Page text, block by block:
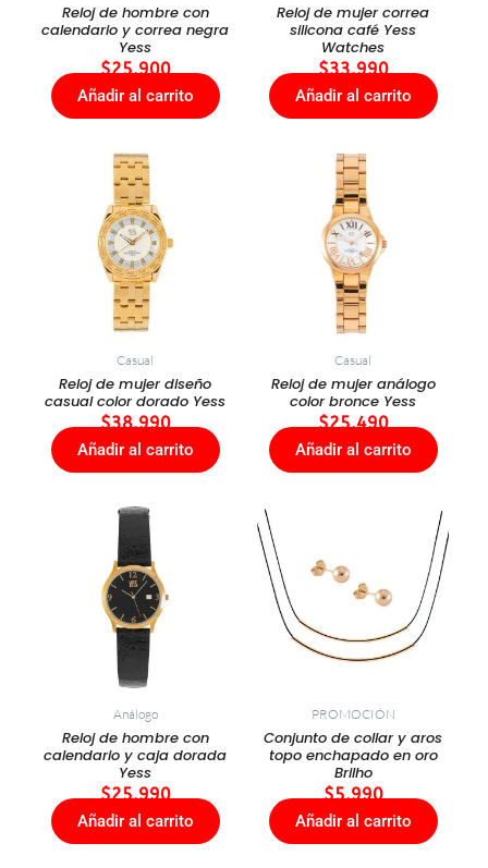
Reloj de hombre con
calendario y correa negra
Yess
$25.900
Añadir al carrito
Reloj de mujer correa
silicona café Yess
Watches
$33.990
Añadir al carrito
Casual
Reloj de mujer diseño
casual color dorado Yess
$38.990
Añadir al carrito
Casual
Reloj de mujer análogo
color bronce Yess
$25.490
Añadir al carrito
Análogo
Reloj de hombre con
calendario y caja dorada
Yess
$25.990
Añadir al carrito
PROMOCIÓN
Conjunto de collar y aros
topo enchapado en oro
Brilho
$5.990
Añadir al carrito